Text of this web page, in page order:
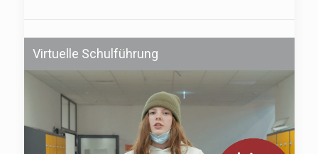
Virtuelle Schulführung